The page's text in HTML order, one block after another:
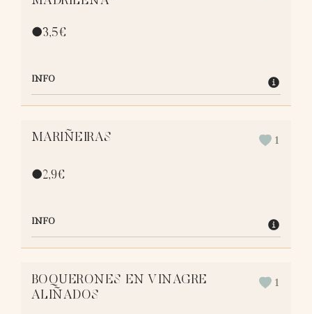
●3,5€
INFO
MARIÑEIRAS 1
●2,9€
INFO
BOQUERONES EN VINAGRE
ALIÑADOS
1